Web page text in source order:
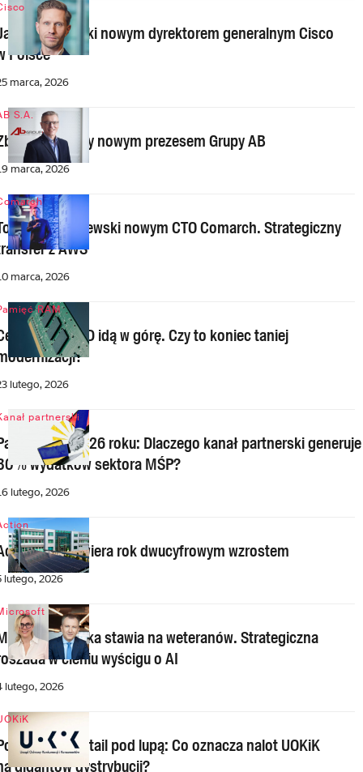
Przybylski nowym dyrektorem generalnym Cisco
Polsce
marca, 2026
S.A.
Mądry nowym prezesem Grupy AB
marca, 2026
Stachlewski nowym CTO Comarch. Strategiczny
z AWS
marca, 2026
RAM
RAM i SSD idą w górę. Czy to koniec taniej
lutego, 2026
partnerski
IT w 2026 roku: Dlaczego kanał partnerski generuje
wydatków sektora MŚP?
lutego, 2026
S.A. otwiera rok dwucyfrowym wzrostem
lutego, 2026
Polska stawia na weteranów. Strategiczna
w cieniu wyścigu o AI
lutego, 2026
tech-retail pod lupą: Co oznacza nalot UOKiK
gigantów dystrybucji?